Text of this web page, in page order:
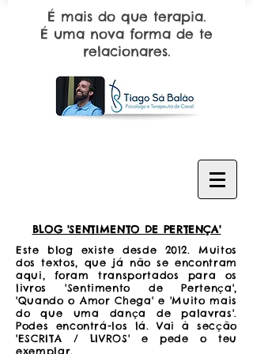
É mais do que terapia.
É uma nova forma de te
relacionares.
BLOG 'SENTIMENTO DE PERTENÇA'
Este blog existe desde 2012. Muitos
dos textos, que já não se encontram
aqui, foram transportados para os
livros 'Sentimento de Pertença',
'Quando o Amor Chega' e 'Muito mais
do que uma dança de palavras'.
Podes encontrá-los lá. Vai à secção
'ESCRITA / LIVROS' e pede o teu
exemplar.